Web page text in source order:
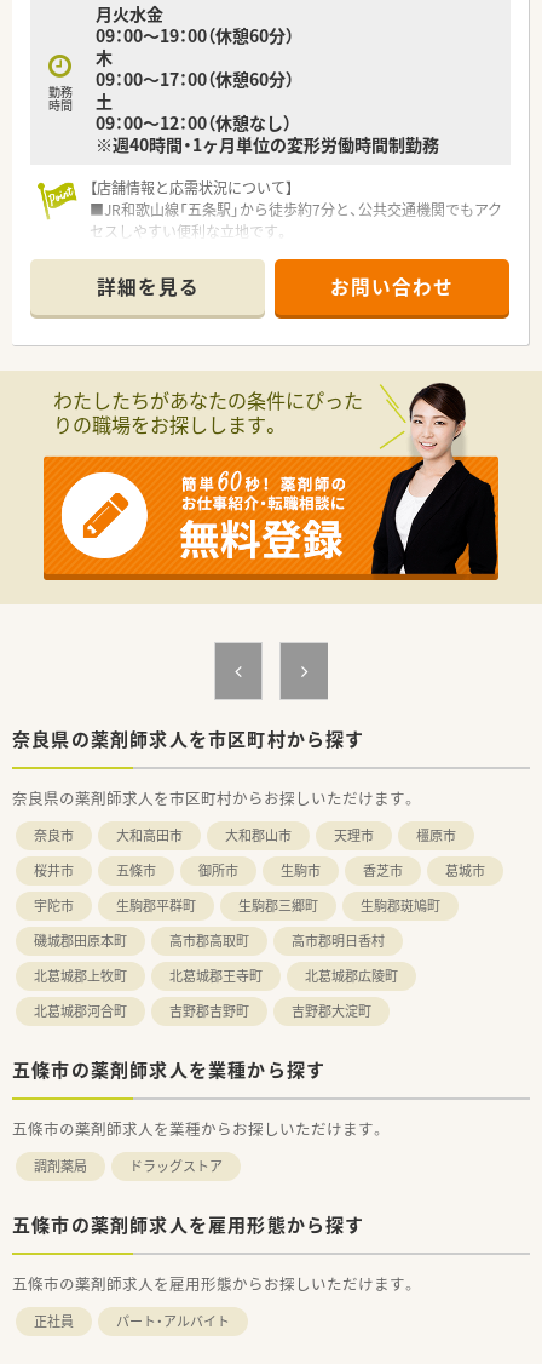
勤務
時間
月火水金
09：00～19：00（休憩60分）
木
09：00～17：00（休憩60分）
土
09：00～12：00（休憩なし）
※週40時間・1ヶ月単位の変形労働時間制勤務
【店舗情報と応需状況について】
■JR和歌山線「五条駅」から徒歩約7分と、公共交通機関でもアク
セスしやすい便利な立地です。
応需枚数は平均80枚ほどです。
■現在は常勤の薬剤師が3名在籍しており、事務スタッフと協力
しながら業務にあたっています。
■19時までの開局となっているため、終業後のプライベートな
時間も確保しやすいです。
■残業代は1分単位で全額支給され、サービス残業をなくす取り
■20名以上の応援専門薬剤師が在籍しているため、急なお休み
などにも柔軟に対応できる体制です。
【募集背景と求める人物像】
■今回は欠員補充のための募集となり、これまでのご経験を活か
していただける方を歓迎します。
■患者様とのコミュニケーションを大切にし、丁寧なカウンセリ
■チームワークを尊重し、他のスタッフと協力しながら円滑に業
務を進められる方を募集しています。
■関西を基盤とするドラッグストアですが、調剤専門薬局も多数
展開し、売上の20%を占めます。
入れており、信頼関係を大切にしています。
■今後も調剤薬局の新規出店や併設化を積極的に進め、地域医療
へのさらなる貢献を目指しています。
詳細を見る お問い合わせ
わたしたちがあなたの条件にぴった
りの職場をお探しします。
奈良県の薬剤師求人を市区町村から探す
奈良県の薬剤師求人を市区町村からお探しいただけます。
奈良市 大和高田市 大和郡山市 天理市
橿原市
桜井市
五條市 御所市 生駒市 香芝市
葛城市
宇陀市
生駒郡平群町 生駒郡三郷町
生駒郡斑鳩町
磯城郡田原本町
高市郡高取町
高市郡明日香村
北葛城郡上牧町
北葛城郡王寺町
北葛城郡広陵町
北葛城郡河合町
吉野郡吉野町 吉野郡大淀町
五條市の薬剤師求人を業種から探す
五條市の薬剤師求人を業種からお探しいただけます。
調剤薬局 ドラッグストア
五條市の薬剤師求人を雇用形態から探す
五條市の薬剤師求人を雇用形態からお探しいただけます。
正社員 パート・アルバイト